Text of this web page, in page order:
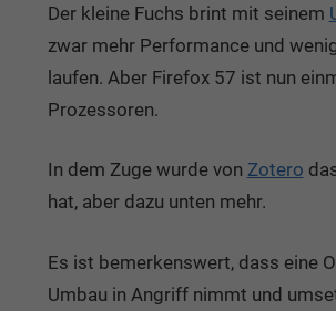
Der kleine Fuchs brint mit seinem
zwar mehr Performance und
laufen. Aber Firefox 57 ist nun
Prozessoren.
In dem Zuge wurde von Zotero
hat, aber dazu unten mehr.
Es ist bemerkenswert, dass eine
Umbau in Angriff nimmt und